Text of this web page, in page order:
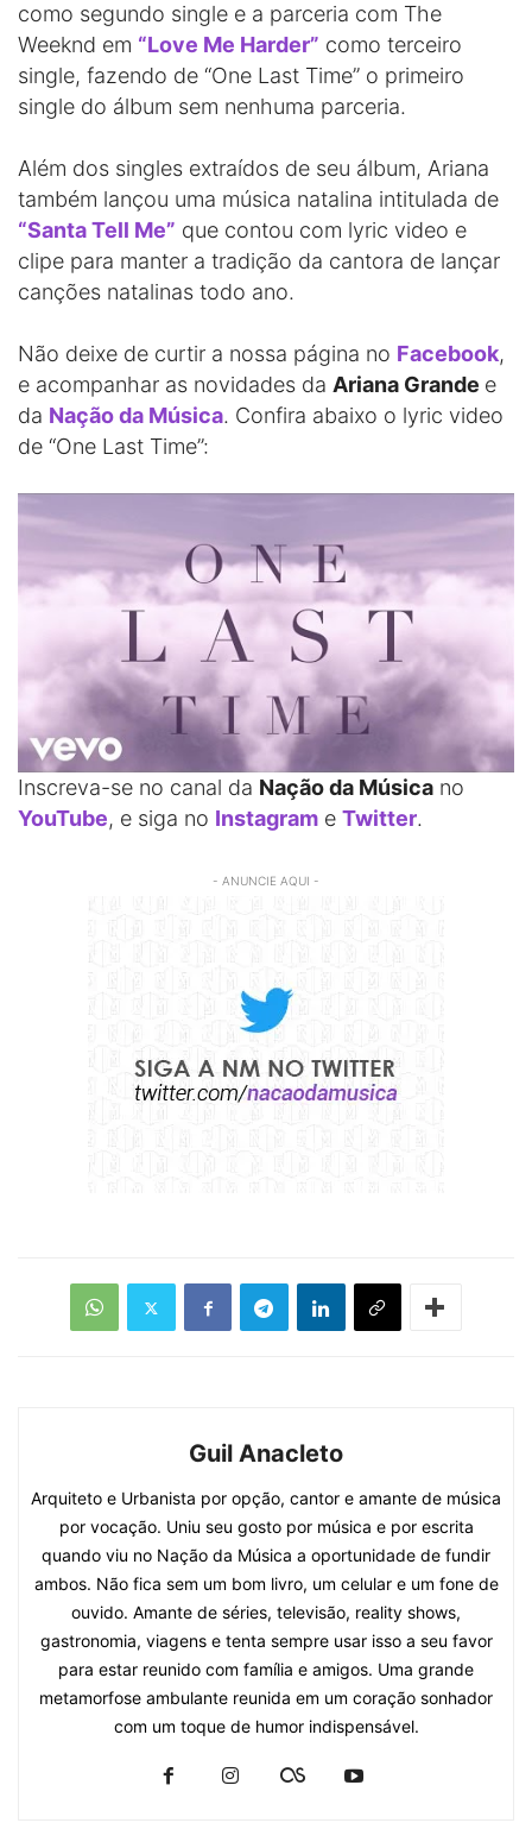
como segundo single e a parceria com The
Weeknd em “Love Me Harder” como terceiro
single, fazendo de “One Last Time” o primeiro
single do álbum sem nenhuma parceria.
Além dos singles extraídos de seu álbum, Ariana
também lançou uma música natalina intitulada de
“Santa Tell Me” que contou com lyric video e
clipe para manter a tradição da cantora de lançar
canções natalinas todo ano.
Não deixe de curtir a nossa página no Facebook,
e acompanhar as novidades da Ariana Grande e
da Nação da Música. Confira abaixo o lyric video
de “One Last Time”:
Inscreva-se no canal da Nação da Música no
YouTube, e siga no Instagram e Twitter.
- ANUNCIE AQUI -
Guil Anacleto
Arquiteto e Urbanista por opção, cantor e amante de música
por vocação. Uniu seu gosto por música e por escrita
quando viu no Nação da Música a oportunidade de fundir
ambos. Não fica sem um bom livro, um celular e um fone de
ouvido. Amante de séries, televisão, reality shows,
gastronomia, viagens e tenta sempre usar isso a seu favor
para estar reunido com família e amigos. Uma grande
metamorfose ambulante reunida em um coração sonhador
com um toque de humor indispensável.